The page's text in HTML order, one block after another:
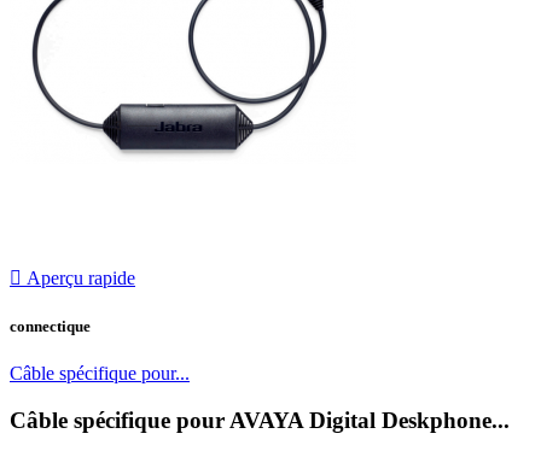
 Aperçu rapide
connectique
Câble spécifique pour...
Câble spécifique pour AVAYA Digital Deskphone...